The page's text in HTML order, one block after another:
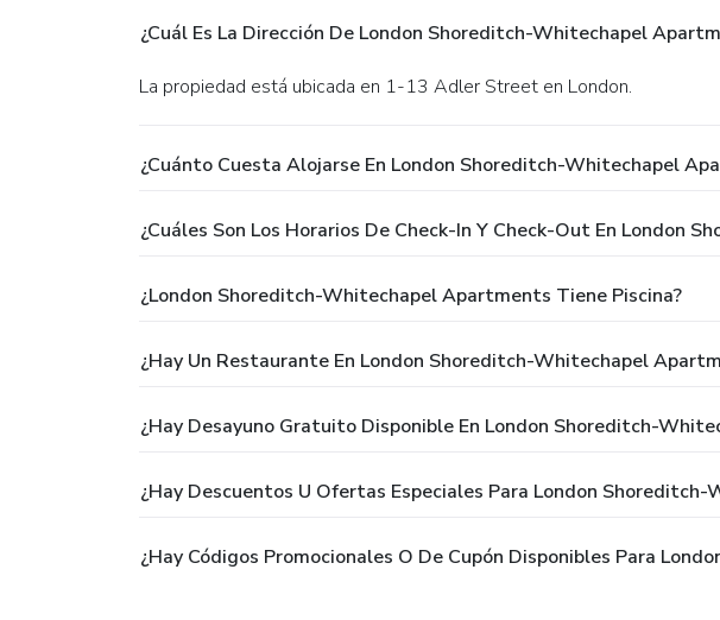
¿Cuál Es La Dirección De London Shoreditch-Whitechapel
La propiedad está ubicada en 1-13 Adler Street en London.
¿Cuánto Cuesta Alojarse En London Shoreditch-Whitechapel
¿Cuáles Son Los Horarios De Check-In Y Check-Out En London
¿London Shoreditch-Whitechapel Apartments Tiene Piscina?
¿Hay Un Restaurante En London Shoreditch-Whitechapel
¿Hay Desayuno Gratuito Disponible En London Shoreditch-
¿Hay Descuentos U Ofertas Especiales Para London
¿Hay Códigos Promocionales O De Cupón Disponibles Para